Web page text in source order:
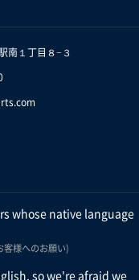
南１丁目８−３
whose native language
客様へのお願い)
so we're afraid we